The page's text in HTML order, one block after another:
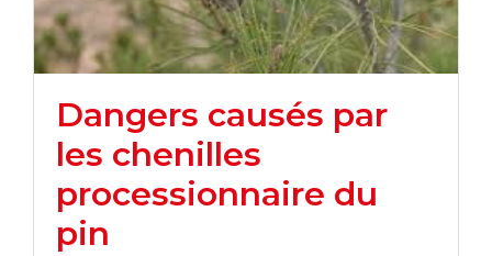
Dangers causés par
les chenilles
processionnaire du
pin